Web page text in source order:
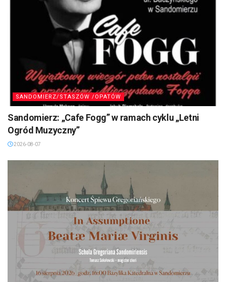
SANDOMIERZ/STASZÓW /OPATÓW
Sandomierz: „Cafe Fogg” w ramach cyklu „Letni
Ogród Muzyczny”
2026-08-07